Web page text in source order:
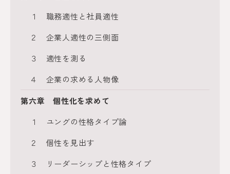
１ 職務適性と社員適性
２ 企業人適性の三側面
３ 適性を測る
４ 企業の求める人物像
第六章 個性化を求めて
１ ユングの性格タイプ論
２ 個性を見出す
３ リーダーシップと性格タイプ